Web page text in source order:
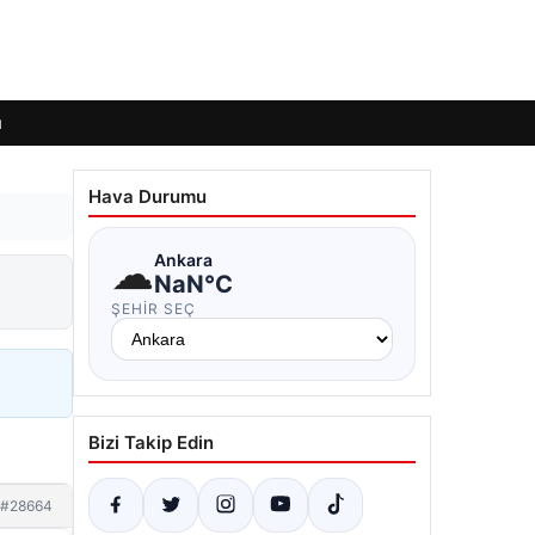
#28664
Hava Durumu
☁Ankara
NaN°C
ŞEHIR SEÇ
Bizi Takip Edin